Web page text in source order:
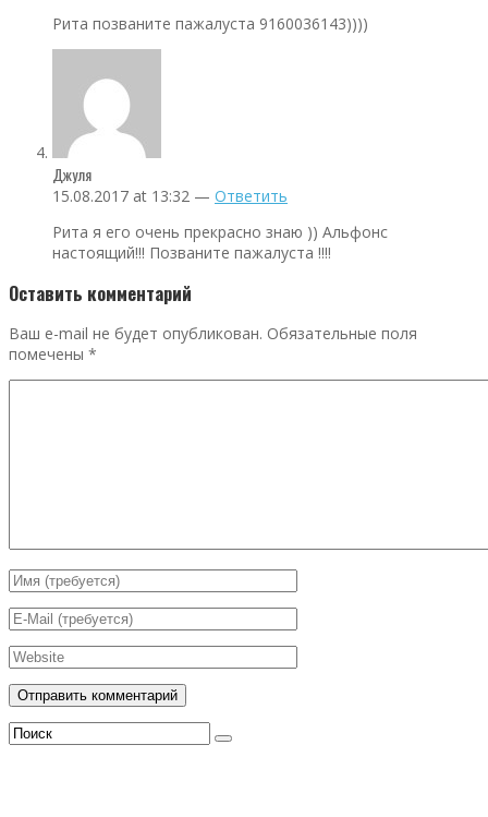
Рита позваните пажалуста 9160036143))))
Джуля
15.08.2017 at 13:32 — Ответить
Рита я его очень прекрасно знаю )) Альфонс
настоящий!!! Позваните пажалуста !!!!
Оставить комментарий
Ваш e-mail не будет опубликован. Обязательные поля
помечены *